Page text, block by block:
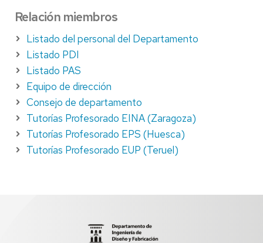
Relación miembros
Listado del personal del Departamento
Listado PDI
Listado PAS
Equipo de dirección
Consejo de departamento
Tutorías Profesorado EINA (Zaragoza)
Tutorías Profesorado EPS (Huesca)
Tutorías Profesorado EUP (Teruel)